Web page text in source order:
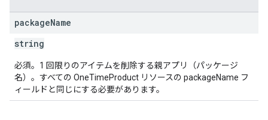
packageName
string
必須。1 回限りのアイテムを削除する親アプリ（パッケージ
名）。すべての OneTimeProduct リソースの packageName フ
ィールドと同じにする必要があります。